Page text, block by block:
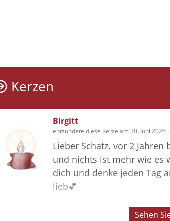
Kerzen
Birgitt
entzündete diese Kerze am 30. Juni 2026
Lieber Schatz, vor 2 Jahren
und nichts ist mehr wie es
dich und denke jeden Tag
lieb💕
Sehen